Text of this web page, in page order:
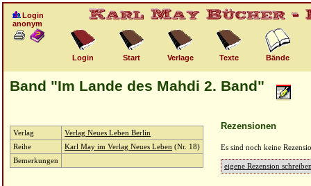
Login
anonym
Login Start Verlage Texte Bände
Band "Im Lande des Mahdi 2. Band"
Verlag
Verlag Neues Leben Berlin
Reihe
Karl May im Verlag Neues Leben (Nr. 18)
Bemerkungen
Rezensionen
Es sind noch keine
eigene Rezension